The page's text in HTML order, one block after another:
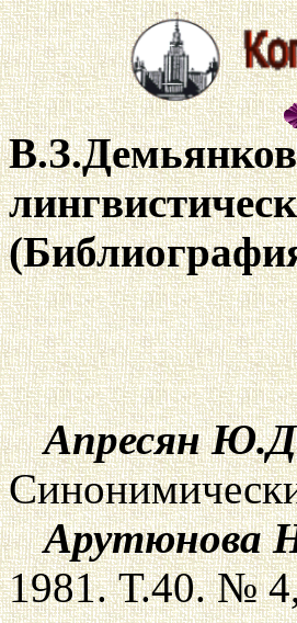
Апресян
Арутюнова
1981. Т.40. №